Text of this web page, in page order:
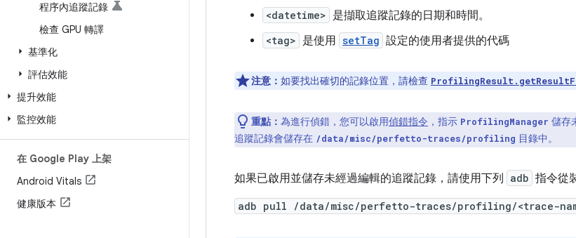
程序內追蹤記錄
檢查 GPU 轉譯
基準化
評估效能
提升效能
監控效能
在 Google Play 上架
Android Vitals
健康版本
<datetime> 是擷取追蹤記錄的日期和時間。
<tag> 是使用 setTag 設定的使用者提供的代碼
注意： 如要找出確切的記錄位置，請檢查
重點： 為進行偵錯，您可以啟用偵錯指令 ，指示 ProfilingManager 儲存
追蹤記錄會儲存在 /data/misc/perfetto-traces/profiling 目錄中。
如果已啟用並儲存未經過編輯的追蹤記錄，請使用下列 adb 指令從
adb pull /data/misc/perfetto-traces/profiling/<trace-